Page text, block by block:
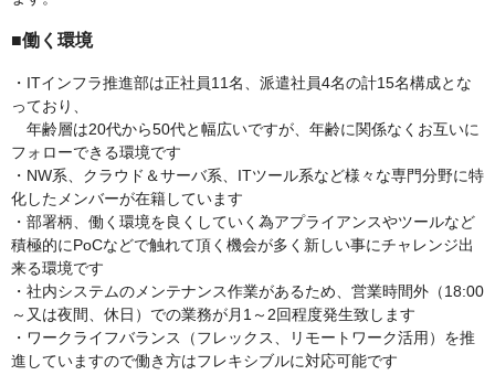
■働く環境
・ITインフラ推進部は正社員11名、派遣社員4名の計15名構成とな
っており、
年齢層は20代から50代と幅広いですが、年齢に関係なくお互いに
フォローできる環境です
・NW系、クラウド＆サーバ系、ITツール系など様々な専門分野に特
化したメンバーが在籍しています
・部署柄、働く環境を良くしていく為アプライアンスやツールなど
積極的にPoCなどで触れて頂く機会が多く新しい事にチャレンジ出
来る環境です
・社内システムのメンテナンス作業があるため、営業時間外（18:00
～又は夜間、休日）での業務が月1～2回程度発生致します
・ワークライフバランス（フレックス、リモートワーク活用）を推
進していますので働き方はフレキシブルに対応可能です